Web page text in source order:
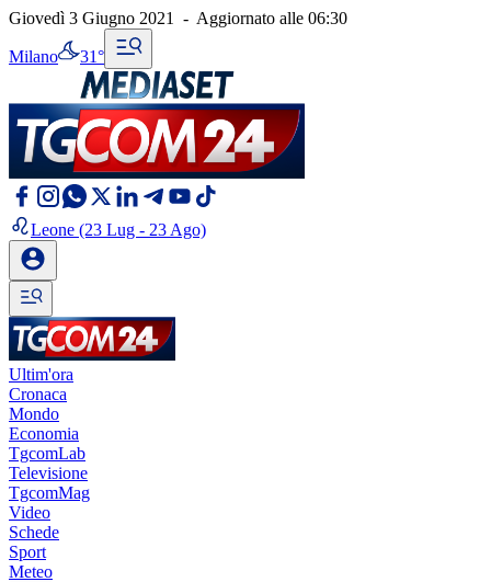
Giovedì 3 Giugno 2021 - Aggiornato alle 06:30
Milano 31°
Leone (23 Lug - 23 Ago)
Ultim'ora
Cronaca
Mondo
Economia
TgcomLab
Televisione
TgcomMag
Video
Schede
Sport
Meteo